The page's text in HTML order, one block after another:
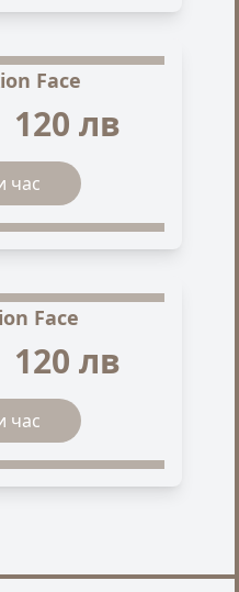
Face
120 лв
час
Face
120 лв
час